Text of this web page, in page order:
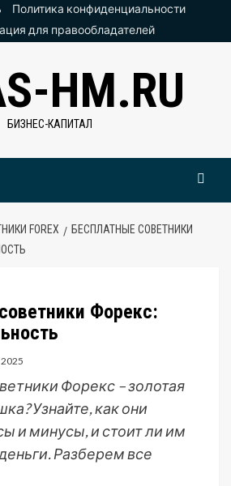
Политика конфиденциальности
для правообладателей
HM.RU
БИЗНЕС-КАПИТАЛ
FOREX
БЕСПЛАТНЫЕ СОВЕТНИКИ
Форекс:
Форекс – золотая
Узнайте, как они
и минусы, и стоит ли им
Разберем все